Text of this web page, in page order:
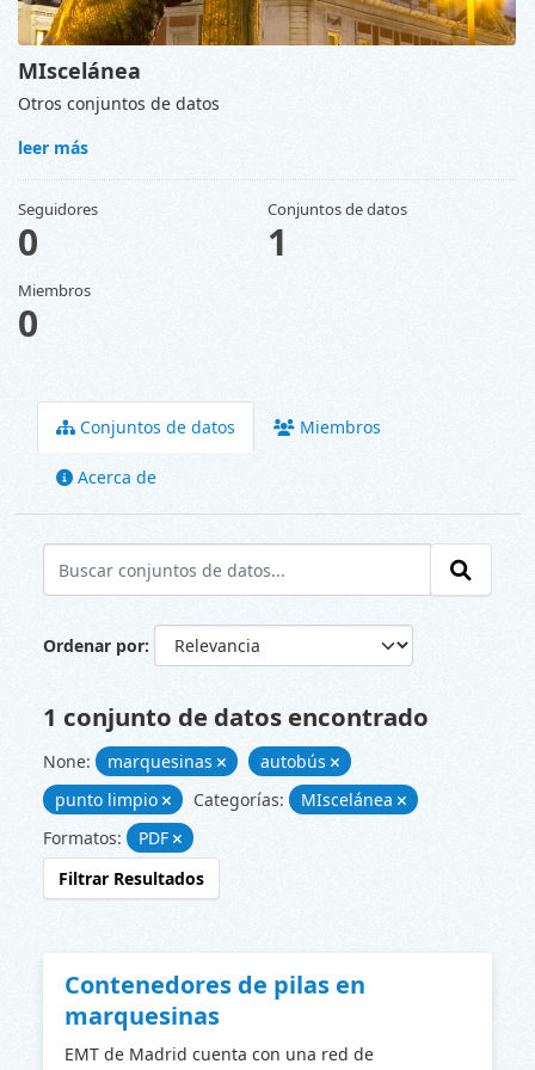
Conjuntos de datos Miembros
Acerca de
Ordenar por
1 conjunto de datos encontrado
None: marquesinas
autobús
punto limpio
Categorías:
MIscelánea
Formatos:
PDF
Filtrar Resultados
Contenedores de pilas en
marquesinas
EMT de Madrid cuenta con una red de
MIscelánea
Otros conjuntos de datos
leer más
Seguidores
0
Conjuntos de datos
1
Miembros
0